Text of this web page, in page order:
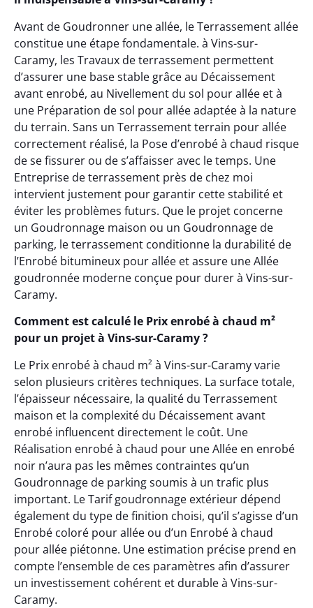
Avant de Goudronner une allée, le Terrassement allée
constitue une étape fondamentale. à Vins-sur-
Caramy, les Travaux de terrassement permettent
d’assurer une base stable grâce au Décaissement
avant enrobé, au Nivellement du sol pour allée et à
une Préparation de sol pour allée adaptée à la nature
du terrain. Sans un Terrassement terrain pour allée
correctement réalisé, la Pose d’enrobé à chaud risque
de se fissurer ou de s’affaisser avec le temps. Une
Entreprise de terrassement près de chez moi
intervient justement pour garantir cette stabilité et
éviter les problèmes futurs. Que le projet concerne
un Goudronnage maison ou un Goudronnage de
parking, le terrassement conditionne la durabilité de
l’Enrobé bitumineux pour allée et assure une Allée
goudronnée moderne conçue pour durer à Vins-sur-
Caramy.
Comment est calculé le Prix enrobé à chaud m²
pour un projet à Vins-sur-Caramy ?
Le Prix enrobé à chaud m² à Vins-sur-Caramy varie
selon plusieurs critères techniques. La surface totale,
l’épaisseur nécessaire, la qualité du Terrassement
maison et la complexité du Décaissement avant
enrobé influencent directement le coût. Une
Réalisation enrobé à chaud pour une Allée en enrobé
noir n’aura pas les mêmes contraintes qu’un
Goudronnage de parking soumis à un trafic plus
important. Le Tarif goudronnage extérieur dépend
également du type de finition choisi, qu’il s’agisse d’un
Enrobé coloré pour allée ou d’un Enrobé à chaud
pour allée piétonne. Une estimation précise prend en
compte l’ensemble de ces paramètres afin d’assurer
un investissement cohérent et durable à Vins-sur-
Caramy.